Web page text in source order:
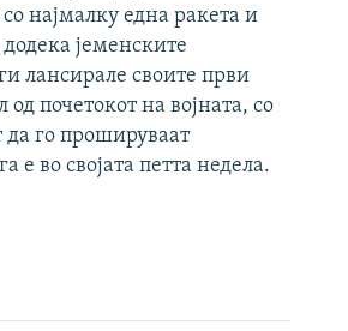
најмалку една ракета и
јеменските
лансирале своите први
почетокот на војната, со
да го прошируваат
е во својата петта недела.